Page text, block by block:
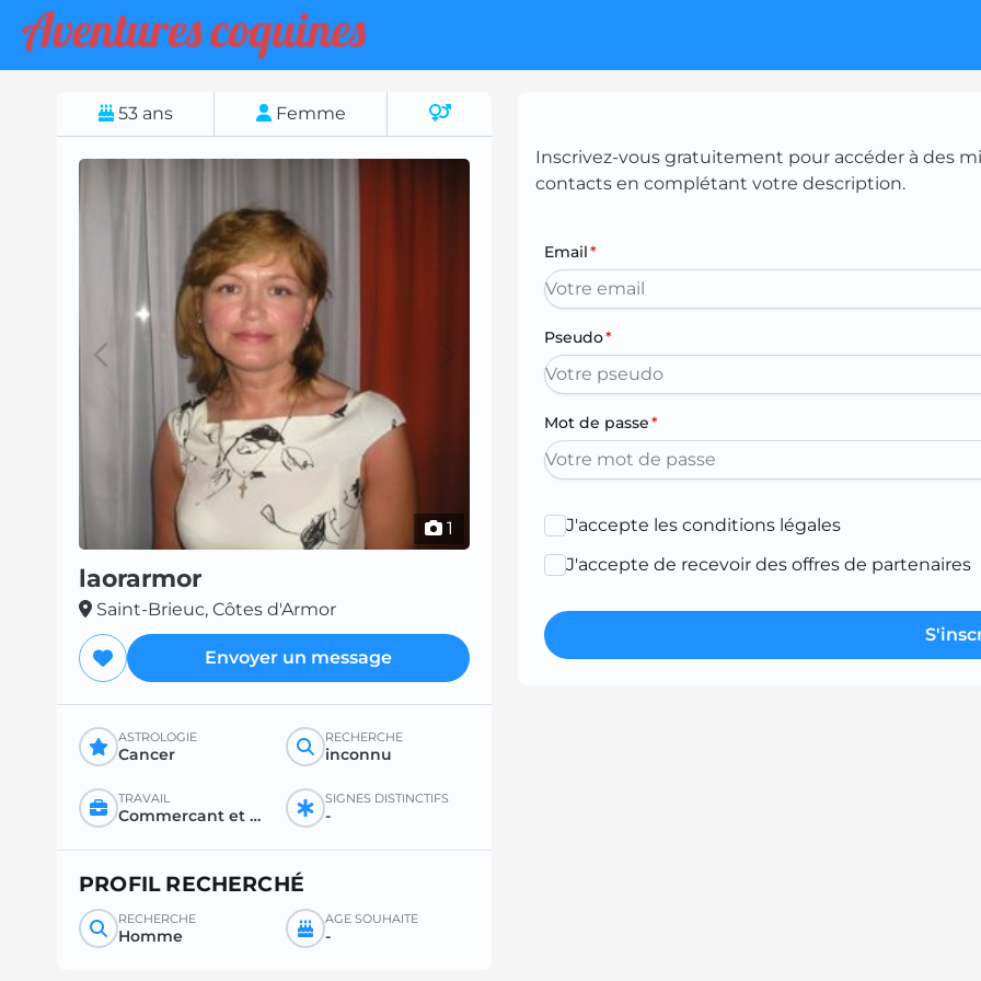
53 ans Femme
1
laorarmor
Saint-Brieuc, Côtes d'Armor
Envoyer un message
ASTROLOGIE
Cancer
RECHERCHE
inconnu
TRAVAIL
Commercant et assimilé
SIGNES DISTINCTIFS
-
PROFIL RECHERCHÉ
RECHERCHE
Homme
ÂGE SOUHAITÉ
-
Inscrivez-vous gratuitement pour accéder à des
contacts en complétant votre description.
Email*
Pseudo*
Mot de passe*
J'accepte les conditions légales
J'accepte de recevoir des offres de partenaires